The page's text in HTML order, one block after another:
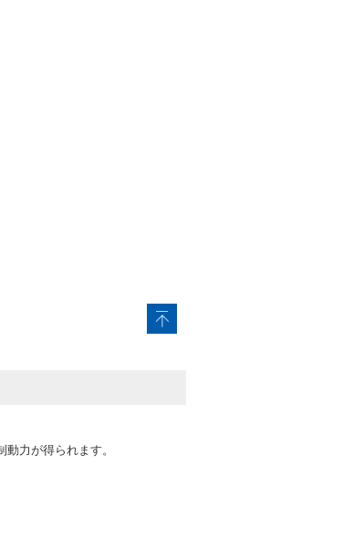
力が得られます。